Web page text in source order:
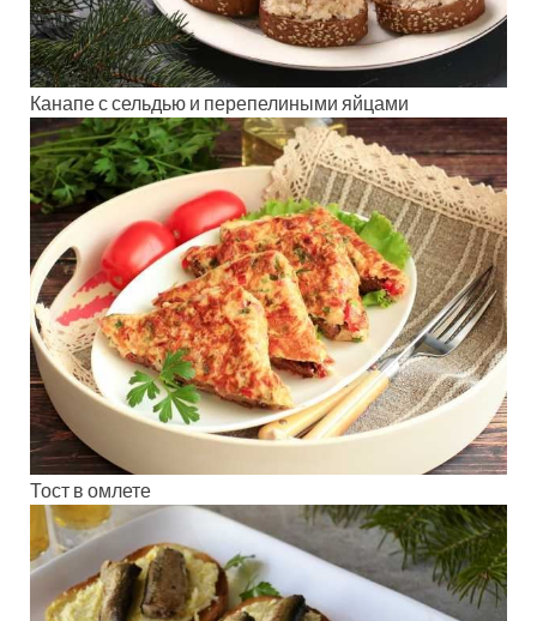
Канапе с сельдью и перепелиными яйцами
Тост в омлете